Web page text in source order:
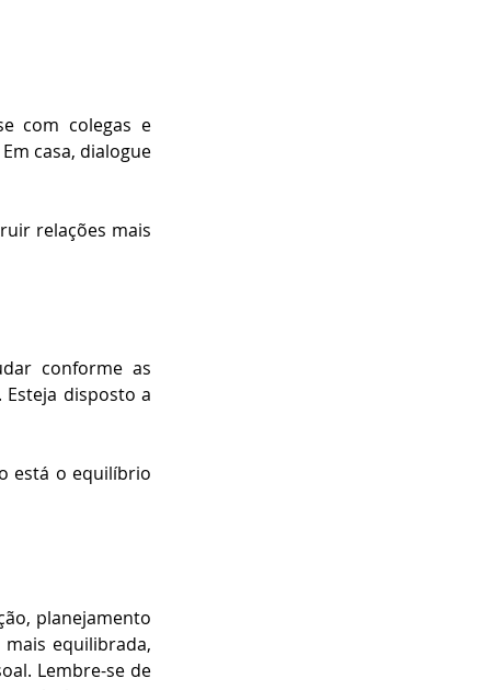
com colegas e
casa, dialogue
relações mais
conforme as
disposto a
está o equilíbrio
planejamento
equilibrada,
Lembre-se de